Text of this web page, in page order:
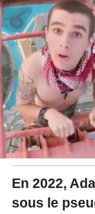
En 2022,
sous le